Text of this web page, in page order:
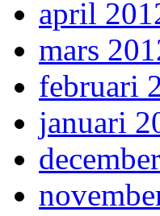
april
mars
februari
januari